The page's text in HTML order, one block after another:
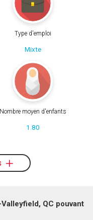
Type d'emploi
Mixte
Nombre moyen d'enfants
1.80
QC pouvant